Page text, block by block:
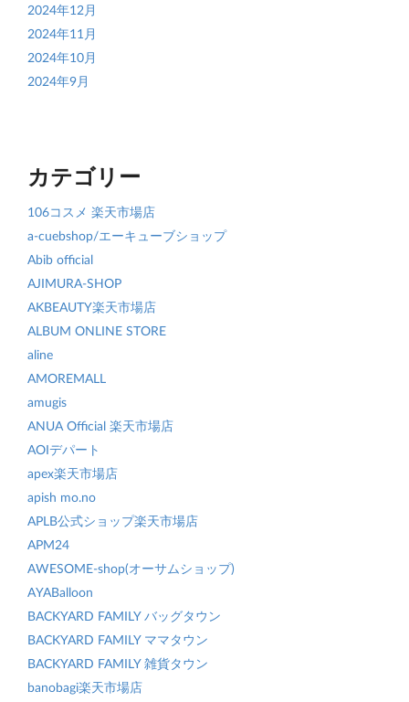
2024年12月
2024年11月
2024年10月
2024年9月
カテゴリー
106コスメ 楽天市場店
a-cuebshop/エーキューブショップ
Abib official
AJIMURA-SHOP
AKBEAUTY楽天市場店
ALBUM ONLINE STORE
aline
AMOREMALL
amugis
ANUA Official 楽天市場店
AOIデパート
apex楽天市場店
apish mo.no
APLB公式ショップ楽天市場店
APM24
AWESOME-shop(オーサムショップ)
AYABalloon
BACKYARD FAMILY バッグタウン
BACKYARD FAMILY ママタウン
BACKYARD FAMILY 雑貨タウン
banobagi楽天市場店